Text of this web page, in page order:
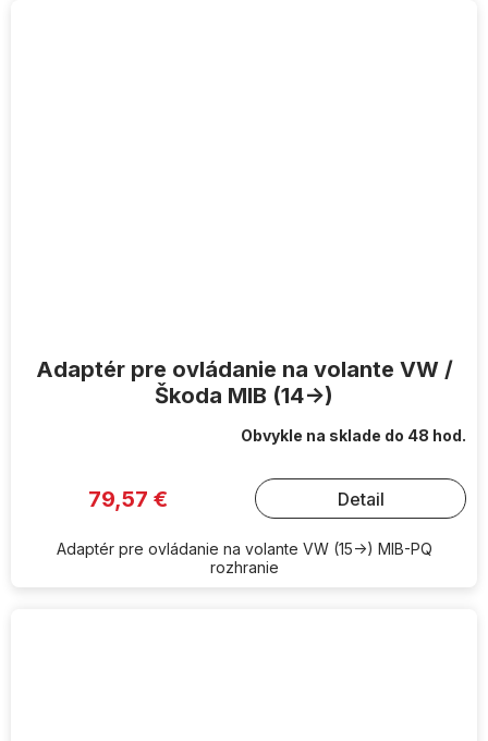
Adaptér pre ovládanie na volante VW /
Škoda MIB (14->)
Obvykle na sklade do 48 hod.
79,57 € Detail
Adaptér pre ovládanie na volante VW (15->) MIB-PQ
rozhranie